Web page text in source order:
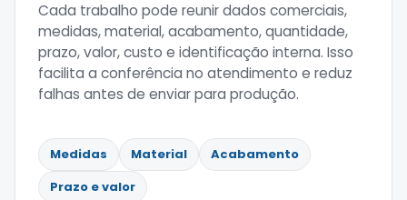
Cada trabalho pode reunir dados comerciais,
medidas, material, acabamento, quantidade,
prazo, valor, custo e identificação interna. Isso
facilita a conferência no atendimento e reduz
falhas antes de enviar para produção.
Medidas Material
Acabamento
Prazo e valor